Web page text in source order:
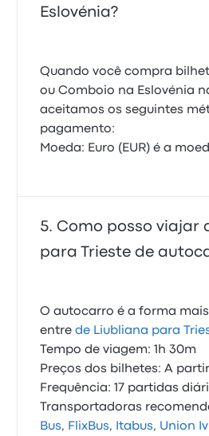
Eslovénia?
Quando você compra
ou Comboio na Eslovénia
aceitamos os seguintes
pagamento:
Moeda: Euro (EUR) é a
Como posso viajar
para Trieste de
O autocarro é a forma
entrede Liubliana para
Tempo de viagem: 1h 30m
Preços dos bilhetes: A
Frequência: 17 partidas
Transportadoras
Bus, FlixBus, Itabus, Union